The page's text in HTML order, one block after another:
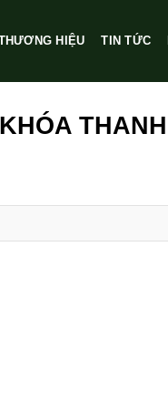
HIỆU TIN TỨC
THANH